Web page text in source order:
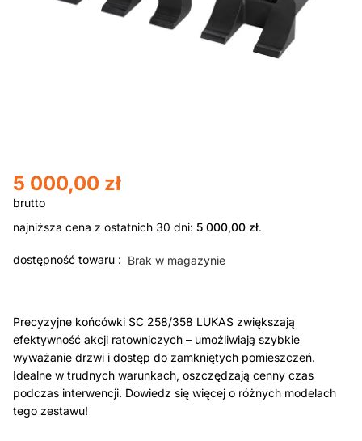
Precyzyjne końcówki SC 258/358 LUKAS zwiększają
efektywność akcji ratowniczych – umożliwiają szybkie
wyważanie drzwi i dostęp do zamkniętych pomieszczeń.
Idealne w trudnych warunkach, oszczędzają cenny czas
podczas interwencji. Dowiedz się więcej o różnych modelach
tego zestawu!
5 000,00 zł
najniższa cena z ostatnich 30 dni: 5 000,00 zł.
dostępność towaru : Brak w magazynie